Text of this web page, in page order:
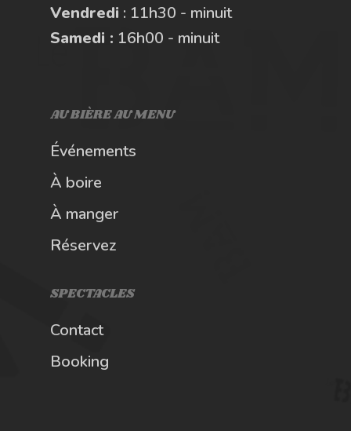
Vendredi : 11h30 - minuit
Samedi : 16h00 - minuit
AU BIÈRE AU MENU
Événements
À boire
À manger
Réservez
SPECTACLES
Contact
Booking